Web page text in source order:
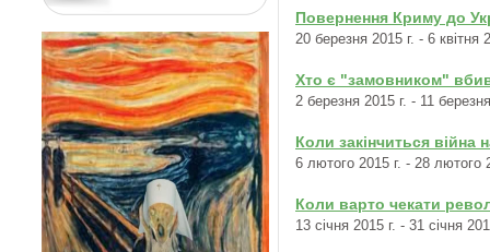
Повернення Криму до
20 березня 2015 г. - 6 квітня
Хто є "замовником"
2 березня 2015 г. - 11
Коли закінчиться війна
6 лютого 2015 г. - 28 лютого
Коли варто чекати
13 січня 2015 г. - 31 січня